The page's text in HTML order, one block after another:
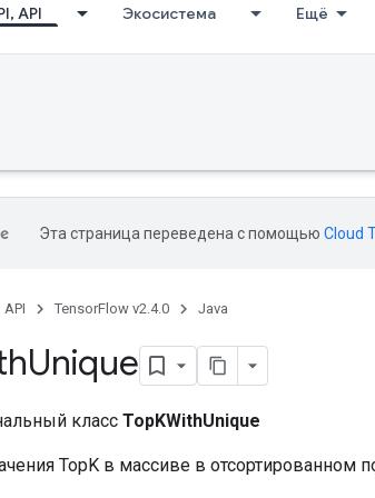
API Экосистема Ещё
Эта страница переведена с помощью Cloud
API TensorFlow v2.4.0 Java
Unique
класс TopKWithUnique
TopK в массиве в отсортированном